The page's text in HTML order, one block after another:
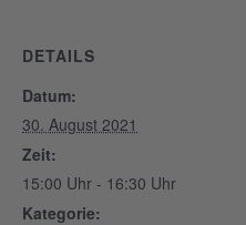
DETAILS
Datum:
30. August 2021
Zeit:
15:00 Uhr - 16:30 Uhr
Kategorie: